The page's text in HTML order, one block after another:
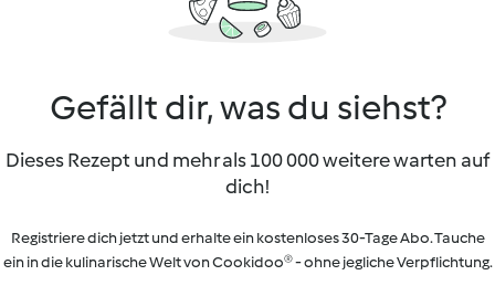
Gefällt dir, was du siehst?
Dieses Rezept und mehr als 100 000 weitere warten auf
dich!
Registriere dich jetzt und erhalte ein kostenloses 30-Tage Abo. Tauche
ein in die kulinarische Welt von Cookidoo® - ohne jegliche Verpflichtung.